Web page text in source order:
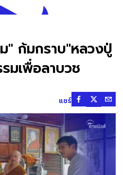
" ก้มกราบ"หลวงปู่
มเพื่อลาบวช
แชร์